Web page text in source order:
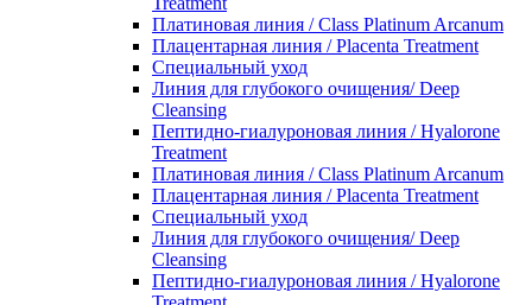
Платиновая линия / Class Platinum Arcanum
Плацентарная линия / Placenta Treatment
Специальный уход
Линия для глубокого очищения/ Deep
Cleansing
Пептидно-гиалуроновая линия / Hyalorone
Treatment
Платиновая линия / Class Platinum Arcanum
Плацентарная линия / Placenta Treatment
Специальный уход
Линия для глубокого очищения/ Deep
Cleansing
Пептидно-гиалуроновая линия / Hyalorone